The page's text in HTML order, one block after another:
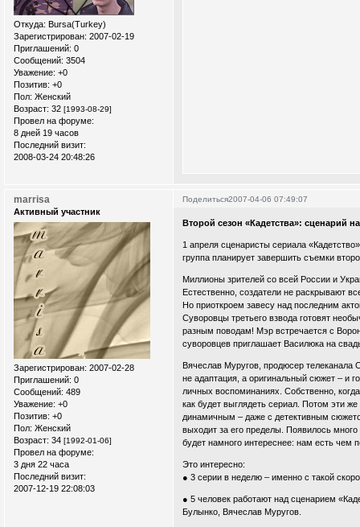
Откуда: Bursa(Turkey)
Зарегистрирован: 2007-02-19
Приглашений: 0
Сообщений: 3504
Уважение: +0
Позитив: +0
Пол: Женский
Возраст: 32 [1993-08-29]
Провел на форуме:
8 дней 19 часов
Последний визит:
2008-03-24 20:48:26
Поделиться2007-04-06 07:49:07
marrisa
Активный участник
Зарегистрирован: 2007-02-28
Приглашений: 0
Сообщений: 489
Уважение: +0
Позитив: +0
Пол: Женский
Возраст: 34 [1992-01-06]
Провел на форуме:
3 дня 22 часа
Последний визит:
2007-12-19 22:08:03
Второй сезон «Кадетства»: cценарий
1 апреля сценаристы сериала
группа планирует завершить съемки
Миллионы зрителей со всей России и
Естественно, создатели не раскрывают
Но приоткроем завесу над последним
Суворовцы третьего взвода готовят
разным поводам! Мэр встречается с
суворовцев приглашает Василюка на
Вячеслав Муругов, продюсер телеканала
не адаптация, а оригинальный сюжет – и
личных воспоминаниях. Собственно,
как будет выглядеть сериал. Потом эти
динамичным – даже с детективным
выходит за его пределы. Появилось
будет намного интереснее: нам есть чем
Это интересно:
● 3 серии в неделю – именно с такой
● 5 человек работают над сценарием
Булынко, Вячеслав Муругов.